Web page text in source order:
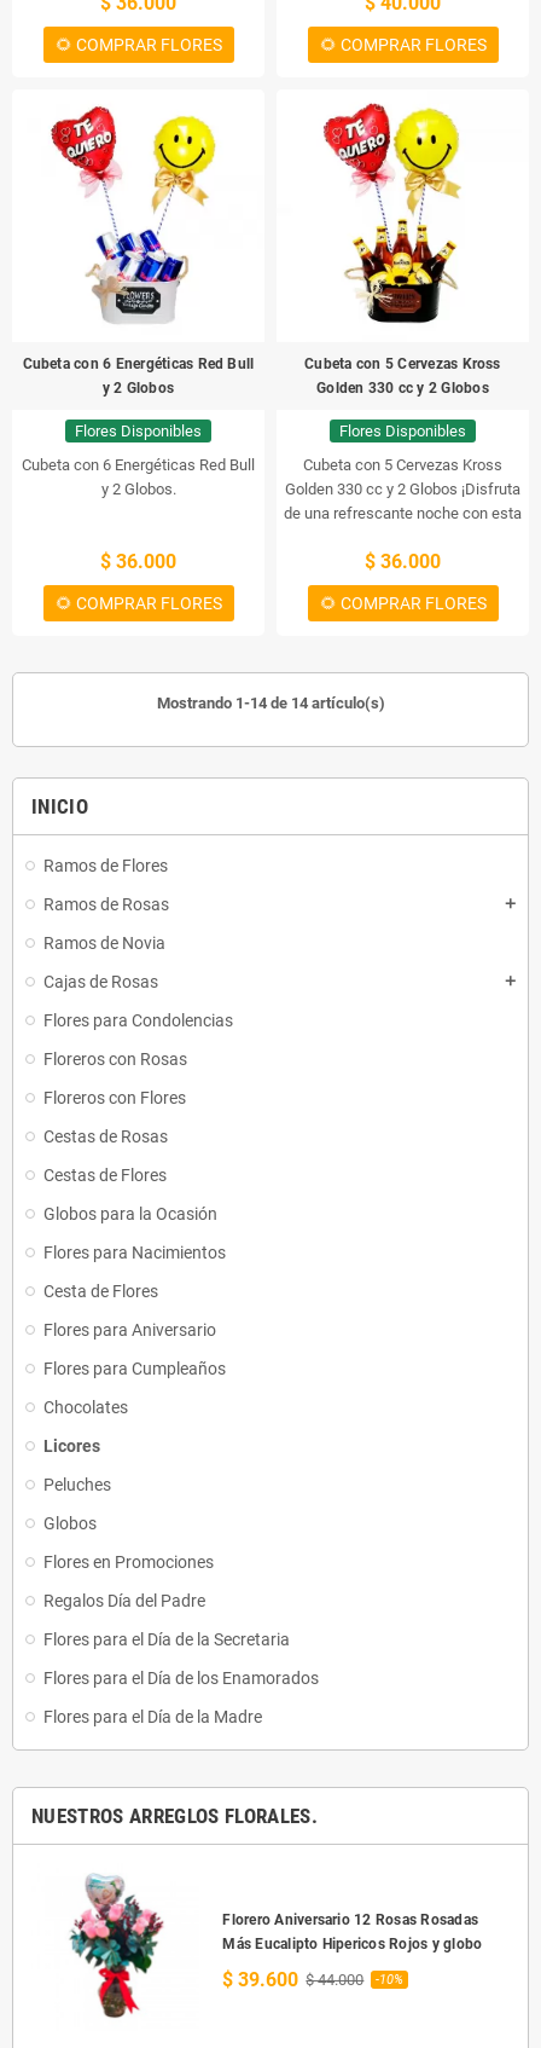
INICIO
Ramos de Flores
Ramos de Rosas
add
Ramos de Novia
Cajas de Rosas
add
Flores para Condolencias
Floreros con Rosas
Floreros con Flores
Cestas de Rosas
Cestas de Flores
Globos para la Ocasión
Flores para Nacimientos
Cesta de Flores
Flores para Aniversario
Flores para Cumpleaños
Chocolates
Licores
Peluches
Globos
Flores en Promociones
Regalos Día del Padre
Flores para el Día de la Secretaria
Flores para el Día de los Enamorados
Flores para el Día de la Madre
NUESTROS ARREGLOS FLORALES.
Florero Aniversario 12 Rosas Rosadas
Más Eucalipto Hipericos Rojos y globo
$ 39.600 $ 44.000 -10%
🌻 COMPRAR FLORES 🌻 COMPRAR FLORES
Cubeta con 6 Energéticas Red Bull
y 2 Globos
Flores Disponibles
Cubeta con 6 Energéticas Red Bull
y 2 Globos.
$ 36.000
🌻 COMPRAR FLORES
Cubeta con 5 Cervezas Kross
Golden 330 cc y 2 Globos
Flores Disponibles
Cubeta con 5 Cervezas Kross
Golden 330 cc y 2 Globos ¡Disfruta
de una refrescante noche con esta
Golden 330 cc y 2 globos! Esta
incluye cinco cervezas Kross
Golden 330 cc y dos globos para
Globos¡Disfruta de una
cc y 2 globos! Esta incluye cinco
$ 36.000
🌻 COMPRAR FLORES
Mostrando 1-14 de 14 artículo(s)